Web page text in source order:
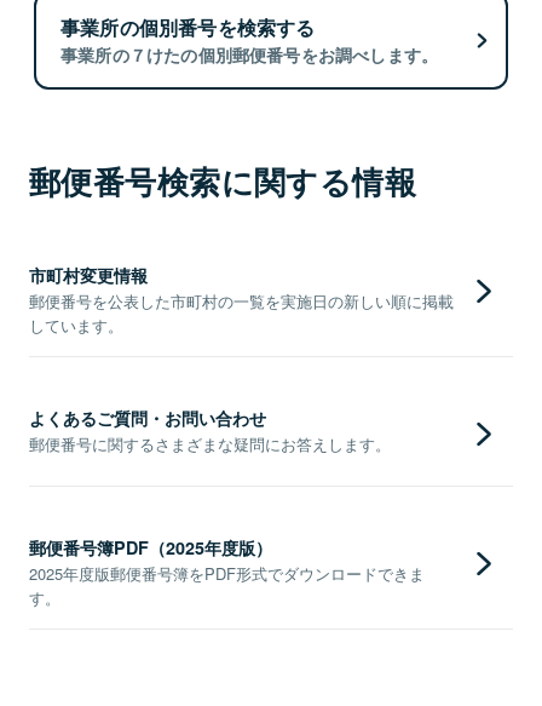
事業所の個別番号を検索する
事業所の７けたの個別郵便番号をお調べします。
郵便番号検索に関する情報
市町村変更情報
郵便番号を公表した市町村の一覧を実施日の新しい順に掲載
しています。
よくあるご質問・お問い合わせ
郵便番号に関するさまざまな疑問にお答えします。
郵便番号簿PDF（2025年度版）
2025年度版郵便番号簿をPDF形式でダウンロードできま
す。